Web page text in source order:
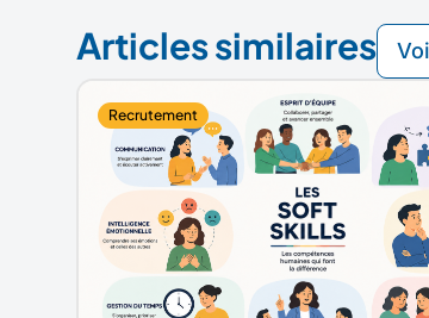
Articles similaires
Recrutement